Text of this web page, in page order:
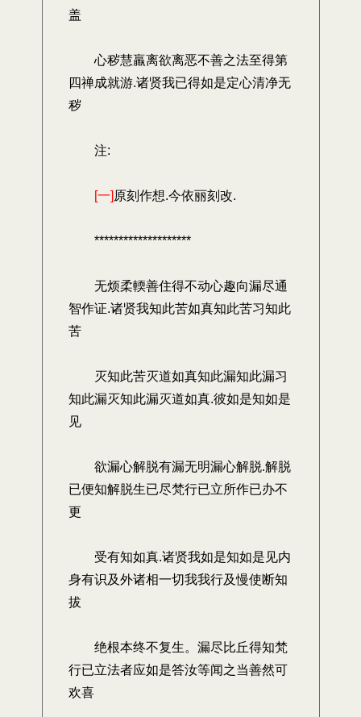
盖
心秽慧羸离欲离恶不善之法至得第
四禅成就游.诸贤我已得如是定心清净无
秽
注:
[一] 原刻作想.今依丽刻改.
********************
无烦柔輭善住得不动心趣向漏尽通
智作证.诸贤我知此苦如真知此苦习知此
苦
灭知此苦灭道如真知此漏知此漏习
知此漏灭知此漏灭道如真.彼如是知如是
见
欲漏心解脱有漏无明漏心解脱.解脱
已便知解脱生已尽梵行已立所作已办不
更
受有知如真.诸贤我如是知如是见内
身有识及外诸相一切我我行及慢使断知
拔
绝根本终不复生。漏尽比丘得知梵
行已立法者应如是答汝等闻之当善然可
欢喜